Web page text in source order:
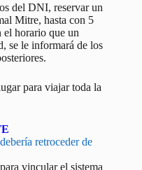
del DNI, reservar un
Mitre, hasta con 5
el horario que un
se le informará de los
para viajar toda la
retroceder de
vincular el sistema